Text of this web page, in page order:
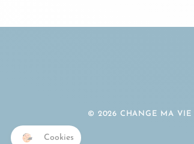
© 2026 CHANGE MA VIE